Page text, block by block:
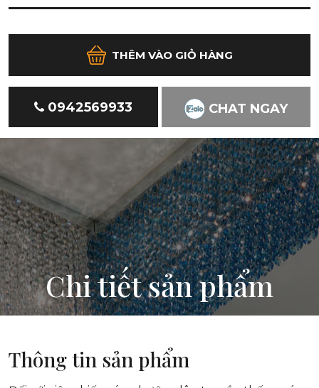
THÊM VÀO GIỎ HÀNG
0942569933 CHAT NGAY
Chi tiết sản phẩm
Thông tin sản phẩm